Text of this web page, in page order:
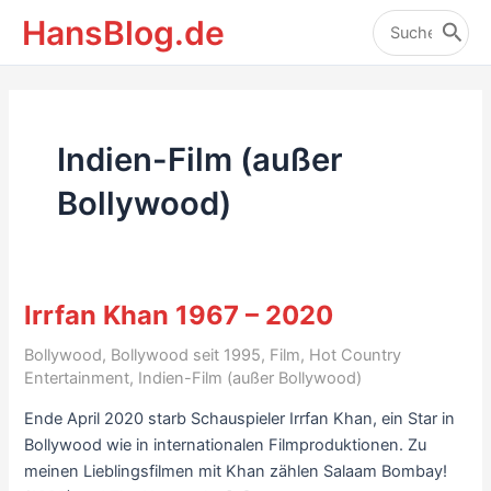
Inhalt
springen
HansBlog.de
Search
for:
Indien-Film (außer
Bollywood)
Irrfan Khan 1967 – 2020
Bollywood, Bollywood seit 1995, Film, Hot Country
Entertainment, Indien-Film (außer Bollywood)
Ende April 2020 starb Schauspieler Irrfan Khan, ein Star in
Bollywood wie in internationalen Filmproduktionen. Zu
meinen Lieblingsfilmen mit Khan zählen Salaam Bombay!